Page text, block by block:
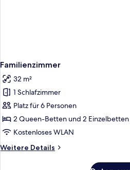
Familienzimmer
32 m²
1 Schlafzimmer
Platz für 6 Personen
2 Queen-Betten und 2 Einzelbetten
Kostenloses WLAN
Weitere Details
Weitere